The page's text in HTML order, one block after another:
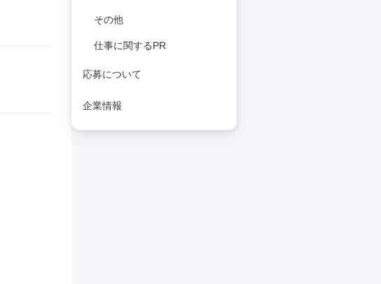
その他
仕事に関するPR
応募について
企業情報